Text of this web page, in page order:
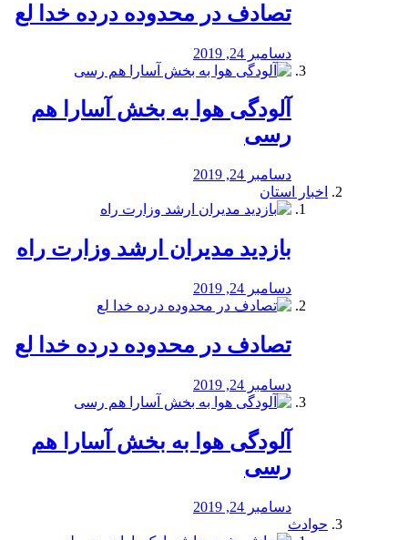
تصادف در محدوده درده خدا لع
دسامبر 24, 2019
آلودگی هوا به بخش آسارا هم
رسی
دسامبر 24, 2019
اخبار استان
بازدید مدیران ارشد وزارت راه
دسامبر 24, 2019
تصادف در محدوده درده خدا لع
دسامبر 24, 2019
آلودگی هوا به بخش آسارا هم
رسی
دسامبر 24, 2019
حوادث